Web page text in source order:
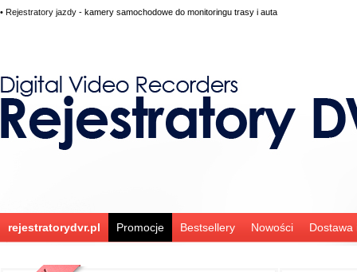
• Rejestratory jazdy - kamery samochodowe do monitoringu trasy i auta
rejestratorydvr.pl Promocje Bestsellery Nowości Dostawa